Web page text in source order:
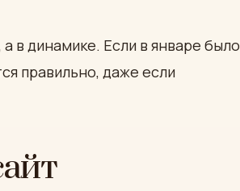
в динамике. Если в январе было
правильно, даже если